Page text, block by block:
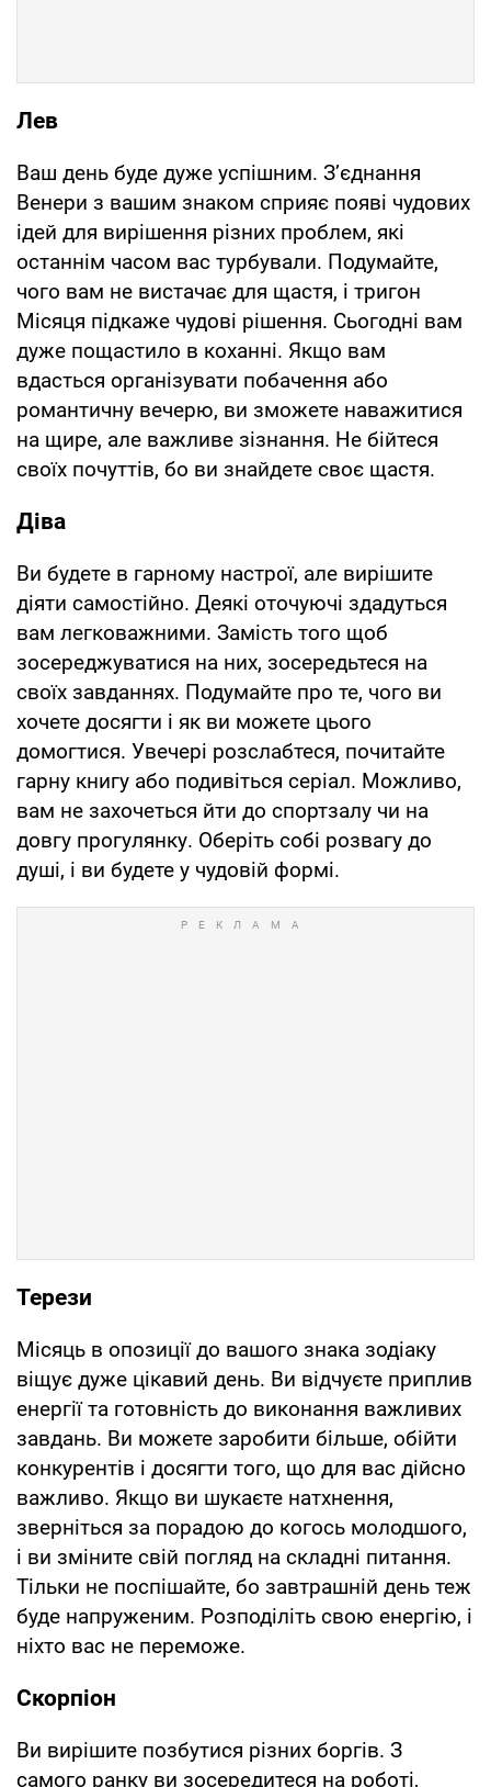
Лев
Ваш день буде дуже успішним. З’єднання
Венери з вашим знаком сприяє появі чудових
ідей для вирішення різних проблем, які
останнім часом вас турбували. Подумайте,
чого вам не вистачає для щастя, і тригон
Місяця підкаже чудові рішення. Сьогодні вам
дуже пощастило в коханні. Якщо вам
вдасться організувати побачення або
романтичну вечерю, ви зможете наважитися
на щире, але важливе зізнання. Не бійтеся
своїх почуттів, бо ви знайдете своє щастя.
Діва
Ви будете в гарному настрої, але вирішите
діяти самостійно. Деякі оточуючі здадуться
вам легковажними. Замість того щоб
зосереджуватися на них, зосередьтеся на
своїх завданнях. Подумайте про те, чого ви
хочете досягти і як ви можете цього
домогтися. Увечері розслабтеся, почитайте
гарну книгу або подивіться серіал. Можливо,
вам не захочеться йти до спортзалу чи на
довгу прогулянку. Оберіть собі розвагу до
душі, і ви будете у чудовій формі.
Терези
Місяць в опозиції до вашого знака зодіаку
віщує дуже цікавий день. Ви відчуєте приплив
енергії та готовність до виконання важливих
завдань. Ви можете заробити більше, обійти
конкурентів і досягти того, що для вас дійсно
важливо. Якщо ви шукаєте натхнення,
зверніться за порадою до когось молодшого,
і ви зміните свій погляд на складні питання.
Тільки не поспішайте, бо завтрашній день теж
буде напруженим. Розподіліть свою енергію, і
ніхто вас не переможе.
Скорпіон
Ви вирішите позбутися різних боргів. З
самого ранку ви зосередитеся на роботі,